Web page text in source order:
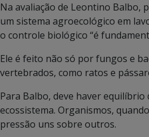
Na avaliação de Leontino Balbo,
um sistema agroecológico em
o controle biológico “é
Ele é feito não só por fungos e
vertebrados, como ratos e
Para Balbo, deve haver equilíbrio
ecossistema. Organismos,
pressão uns sobre outros.